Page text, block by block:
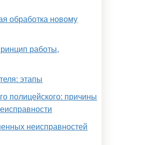
обработка новому
работы,
этапы
полицейского: причины
неисправностей